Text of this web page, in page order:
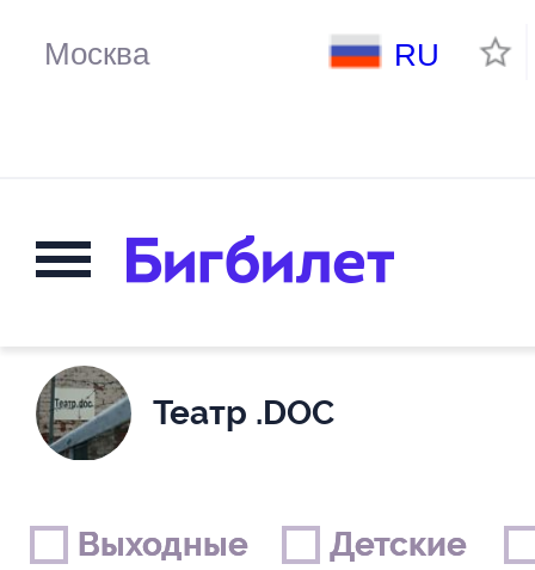
RU
Театр .DOC
Выходные
Выходные Детские
Детские